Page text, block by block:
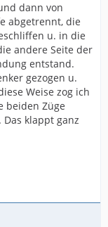
dann von
abgetrennt, die
u. in die
andere Seite der
entstand.
gezogen u.
Weise zog ich
beiden Züge
klappt ganz